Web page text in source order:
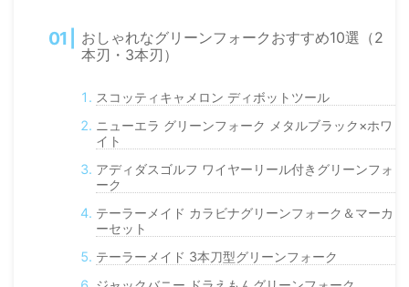
おしゃれなグリーンフォークおすすめ10選（2
本刃・3本刃）
スコッティキャメロン ディボットツール
ニューエラ グリーンフォーク メタルブラック×ホワ
イト
アディダスゴルフ ワイヤーリール付きグリーンフォ
ーク
テーラーメイド カラビナグリーンフォーク＆マーカ
ーセット
テーラーメイド 3本刀型グリーンフォーク